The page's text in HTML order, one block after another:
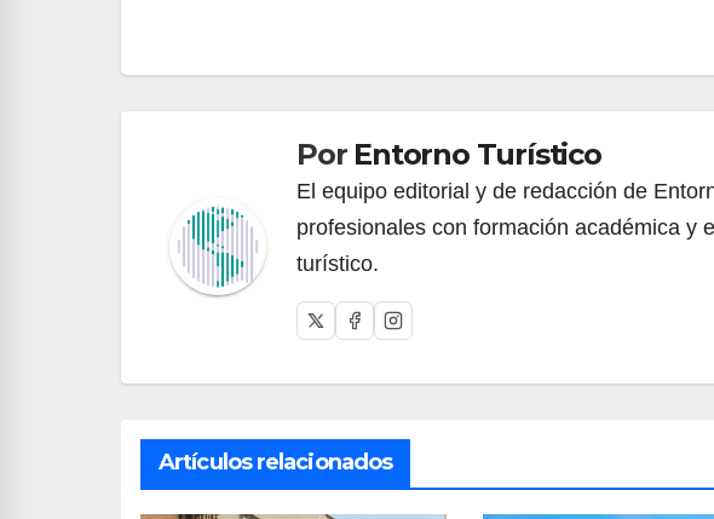
de
entradas
Por Entorno Turístico
El equipo editorial y de redacción de
profesionales con formación académica y
turístico.
Artículos relacionados